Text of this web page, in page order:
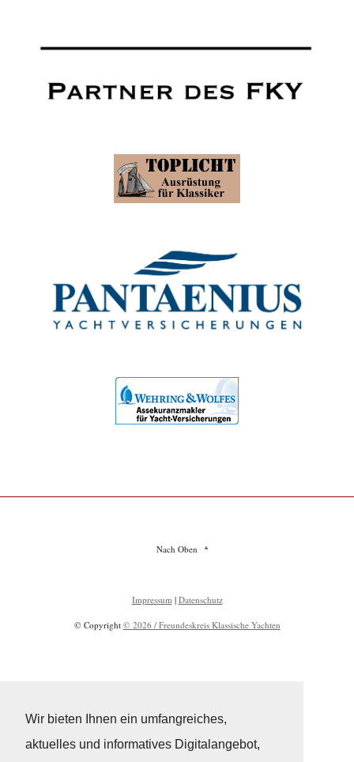
Wir bieten Ihnen ein umfangreiches,
aktuelles und informatives Digitalangebot,
Nach Oben
Impressum | Datenschutz
© Copyright © 2026 / Freundeskreis Klassische Yachten